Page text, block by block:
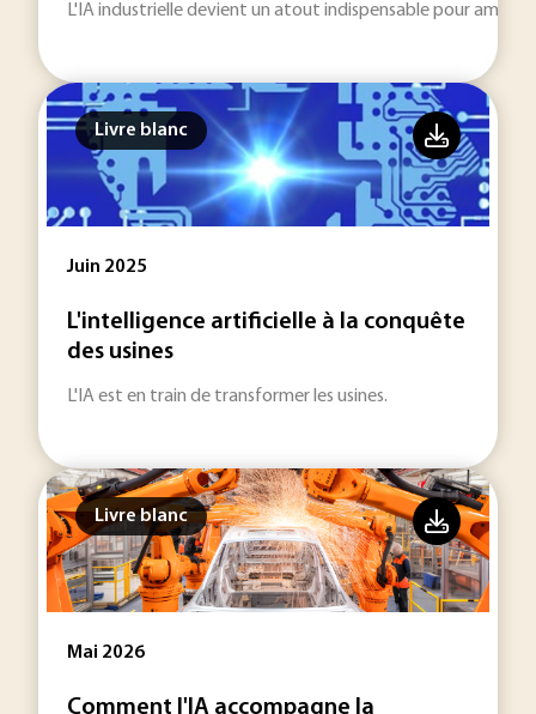
L'IA industrielle devient un atout indispensable pour
Livre blanc
Juin 2025
L'intelligence artificielle à la conquête
des usines
L'IA est en train de transformer les usines.
Livre blanc
Mai 2026
Comment l'IA accompagne la